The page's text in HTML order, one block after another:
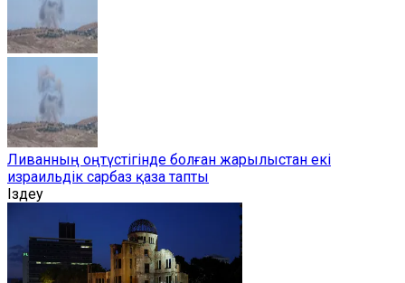
Ливанның оңтүстігінде болған жарылыстан екі
израильдік сарбаз қаза тапты
Іздеу